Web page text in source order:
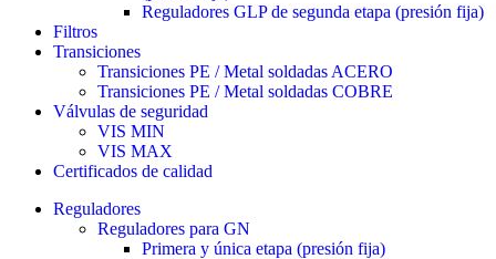
Reguladores GLP de segunda etapa (presión fija)
Filtros
Transiciones
Transiciones PE / Metal soldadas ACERO
Transiciones PE / Metal soldadas COBRE
Válvulas de seguridad
VIS MIN
VIS MAX
Certificados de calidad
Reguladores
Reguladores para GN
Primera y única etapa (presión fija)